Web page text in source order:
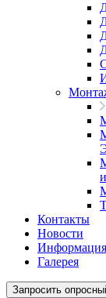
Контакты
Новости
Информация
Галерея
Запросить